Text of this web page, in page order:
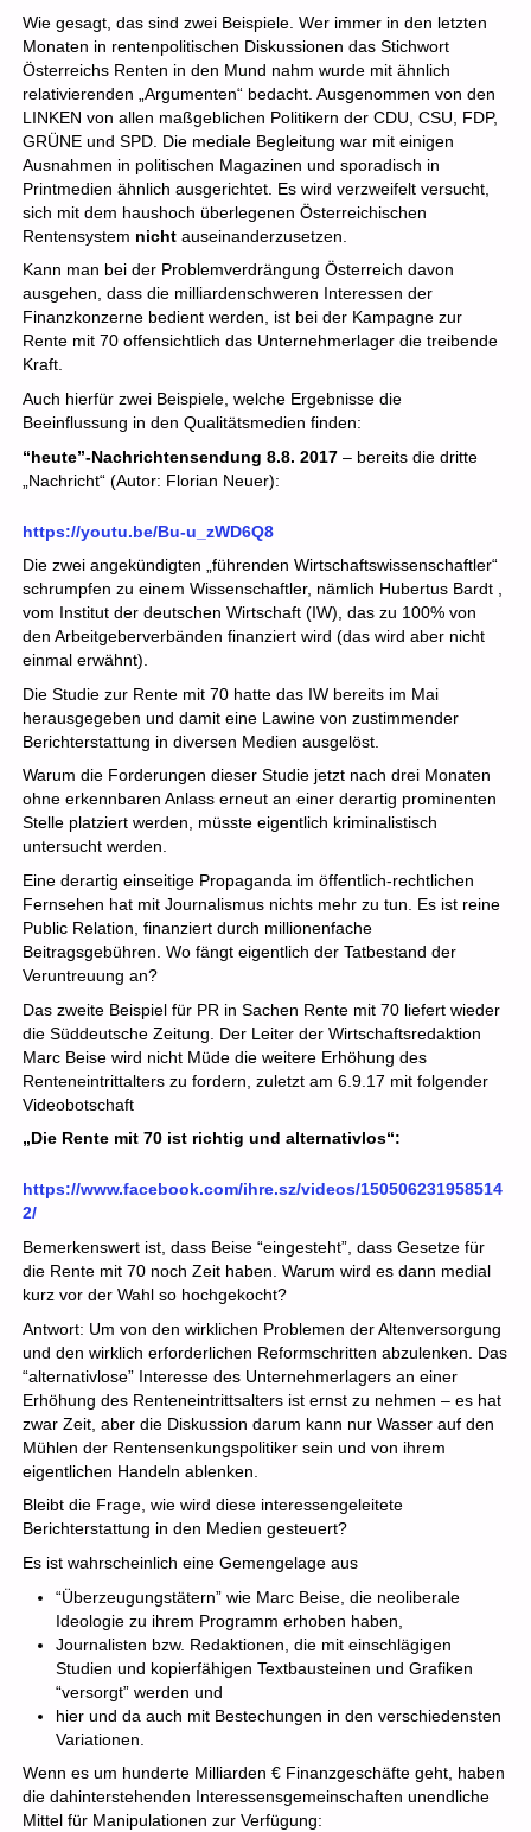
Wie gesagt, das sind zwei Beispiele. Wer immer in den letzten
Monaten in rentenpolitischen Diskussionen das Stichwort
Österreichs Renten in den Mund nahm wurde mit ähnlich
relativierenden „Argumenten“ bedacht. Ausgenommen von den
LINKEN von allen maßgeblichen Politikern der CDU, CSU, FDP,
GRÜNE und SPD. Die mediale Begleitung war mit einigen
Ausnahmen in politischen Magazinen und sporadisch in
Printmedien ähnlich ausgerichtet. Es wird verzweifelt versucht,
sich mit dem haushoch überlegenen Österreichischen
Rentensystem nichtauseinanderzusetzen.
Kann man bei der Problemverdrängung Österreich davon
ausgehen, dass die milliardenschweren Interessen der
Finanzkonzerne bedient werden, ist bei der Kampagne zur
Rente mit 70 offensichtlich das Unternehmerlager die treibende
Kraft.
Auch hierfür zwei Beispiele, welche Ergebnisse die
Beeinflussung in den Qualitätsmedien finden:
“heute”-Nachrichtensendung 8.8. 2017– bereits die dritte
„Nachricht“ (Autor: Florian Neuer):
https://youtu.be/Bu-u_zWD6Q8
Die zwei angekündigten „führenden Wirtschaftswissenschaftler“
schrumpfen zu einem Wissenschaftler, nämlich Hubertus Bardt ,
vom Institut der deutschen Wirtschaft (IW), das zu 100% von
den Arbeitgeberverbänden finanziert wird (das wird aber nicht
einmal erwähnt).
Die Studie zur Rente mit 70 hatte das IW bereits im Mai
herausgegeben und damit eine Lawine von zustimmender
Berichterstattung in diversen Medien ausgelöst.
Warum die Forderungen dieser Studie jetzt nach drei Monaten
ohne erkennbaren Anlass erneut an einer derartig prominenten
Stelle platziert werden, müsste eigentlich kriminalistisch
untersucht werden.
Eine derartig einseitige Propaganda im öffentlich-rechtlichen
Fernsehen hat mit Journalismus nichts mehr zu tun. Es ist reine
Public Relation, finanziert durch millionenfache
Beitragsgebühren. Wo fängt eigentlich der Tatbestand der
Veruntreuung an?
Das zweite Beispiel für PR in Sachen Rente mit 70 liefert wieder
die Süddeutsche Zeitung. Der Leiter der Wirtschaftsredaktion
Marc Beise wird nicht Müde die weitere Erhöhung des
Renteneintrittalters zu fordern, zuletzt am 6.9.17 mit folgender
Videobotschaft
„Die Rente mit 70 ist richtig und alternativlos“:
https://www.facebook.com/ihre.sz/videos/150506231958514
2/
Bemerkenswert ist, dass Beise “eingesteht”, dass Gesetze für
die Rente mit 70 noch Zeit haben. Warum wird es dann medial
kurz vor der Wahl so hochgekocht?
Antwort: Um von den wirklichen Problemen der Altenversorgung
und den wirklich erforderlichen Reformschritten abzulenken. Das
“alternativlose” Interesse des Unternehmerlagers an einer
Erhöhung des Renteneintrittsalters ist ernst zu nehmen – es hat
zwar Zeit, aber die Diskussion darum kann nur Wasser auf den
Mühlen der Rentensenkungspolitiker sein und von ihrem
eigentlichen Handeln ablenken.
Bleibt die Frage, wie wird diese interessengeleitete
Berichterstattung in den Medien gesteuert?
Es ist wahrscheinlich eine Gemengelage aus
“Überzeugungstätern” wie Marc Beise, die neoliberale
Ideologie zu ihrem Programm erhoben haben,
Journalisten bzw. Redaktionen, die mit einschlägigen
Studien und kopierfähigen Textbausteinen und Grafiken
“versorgt” werden und
hier und da auch mit Bestechungen in den verschiedensten
Variationen.
Wenn es um hunderte Milliarden € Finanzgeschäfte geht, haben
die dahinterstehenden Interessensgemeinschaften unendliche
Mittel für Manipulationen zur Verfügung: